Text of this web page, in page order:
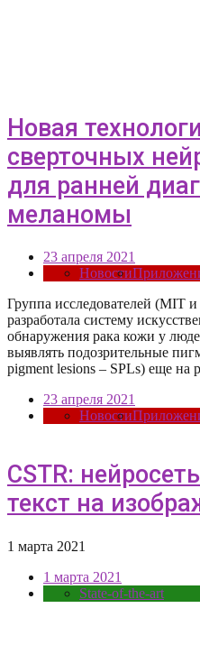
Новая
сверточных
для ранней
меланомы
23 апреля 2021
Новости
Группа исследователей (MIT
разработала систему
обнаружения рака кожи у
выявлять подозрительные
pigment lesions – SPLs) еще на
23 апреля 2021
Новости
CSTR:
текст на
1 марта 2021
1 марта 2021
State-of-the-art